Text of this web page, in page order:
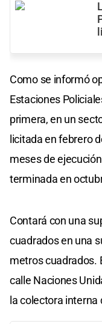
Como se informó
Estaciones
primera, en un
licitada en febrero
meses de
terminada en
Contará con una
cuadrados en una
metros cuadrados.
calle Naciones
la colectora interna